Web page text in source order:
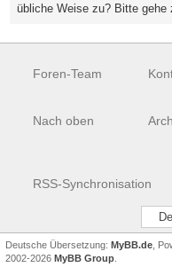
übliche Weise zu? Bitte gehe
Foren-Team
Nach oben
RSS-Synchronisation
Deutsche Übersetzung: MyBB.de ,
2002-2026 MyBB Group